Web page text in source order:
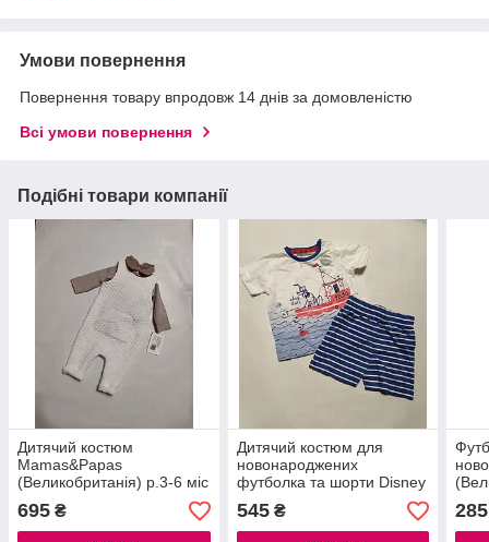
Умови повернення
Повернення товару впродовж 14 днів за домовленістю
Всі умови повернення
Подібні товари компанії
Дитячий костюм
Mamas&Papas
(Великобританія) р.3-6 міс
695 ₴
Дитячий костюм для
новонароджених
футболка та шорти Disney
(Великобританія) р.62 см
(0-3 міс)
545₴
(3-6
285